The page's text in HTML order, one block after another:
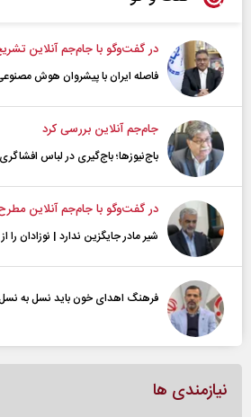
در گفت‌و‌گو با جام‌جم آنلاین
فاصله ایران با پیشرو‌ان هوش
جام‌جم آنلاین بررسی کرد
باج‌نیوزها؛ باج‌گیری در لباس افشاگری
در گفت‌و‌گو با جام‌جم آنلاین
شیر مادر جایگزین ندارد | نوزادان را
فرهنگ اهدای خون باید نسل به
نیازمندی ها